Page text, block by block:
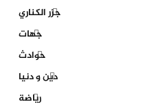
جزر الكناري
جهات
حوادث
دين و دنيا
رياضة